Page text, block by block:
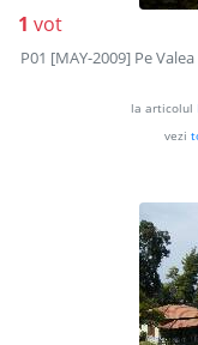
1 vot
P01 [MAY-2009] Pe
la articolul
vezi